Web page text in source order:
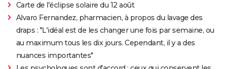
Carte de l'éclipse solaire du 12 août
Alvaro Fernandez, pharmacien, à propos du lavage des
draps : "L'idéal est de les changer une fois par semaine, ou
au maximum tous les dix jours. Cependant, il y a des
nuances importantes"